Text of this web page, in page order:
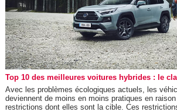
Top 10 des meilleures voitures hybrides : le
Avec les problèmes écologiques actuels, les
deviennent de moins en moins pratiques en
restrictions dont elles sont la cible. Ces